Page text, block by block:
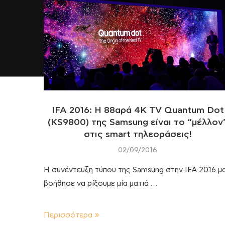
IFA 2016: Η 88αρά 4Κ TV Quantum Dot
(KS9800) της Samsung είναι το
στις smart τηλεοράσεις!
02/09/2016
Η συνέντευξη τύπου της Samsung στην IFA 2016
βοήθησε να ρίξουμε μία ματιά …
Περισσότερα